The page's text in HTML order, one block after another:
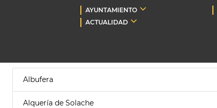
AYUNTAMIENTO
ACTUALIDAD
Albufera
Alquería de Solache